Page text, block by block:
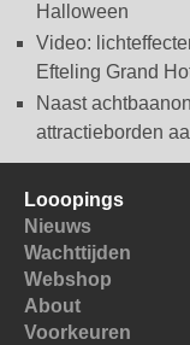
Halloween
Video:
Efteling Grand
Naast
attractieborden
Looopings
Nieuws
Wachttijden
Webshop
About
Voorkeuren